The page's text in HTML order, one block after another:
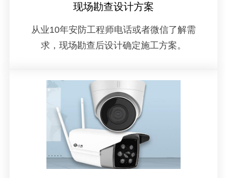
现场勘查设计方案
从业10年安防工程师电话或者微信了解需
求，现场勘查后设计确定施工方案。